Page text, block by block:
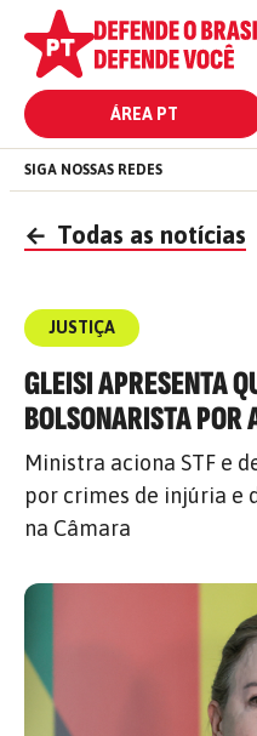
ÁREA PT
SIGA NOSSAS REDES
← Todas as notícias
JUSTIÇA
GLEISI APRESENTA
BOLSONARISTA POR
Ministra aciona STF e
por crimes de injúria e
na Câmara